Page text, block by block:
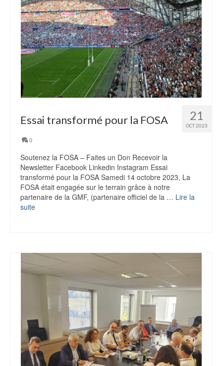
21
OCT 2023
Essai transformé pour la FOSA
0
Soutenez la FOSA – Faites un Don Recevoir la
Newsletter Facebook Linkedin Instagram Essai
transformé pour la FOSA Samedi 14 octobre 2023, La
FOSA était engagée sur le terrain grâce à notre
partenaire de la GMF, (partenaire officiel de la … Lire la
suite